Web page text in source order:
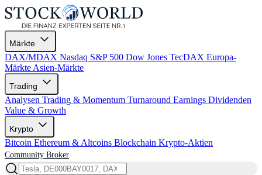
Märkte
DAX/MDAX Nasdaq S&P 500 Dow Jones TecDAX Europa-
Märkte Asien-Märkte
Trading
Analysen Trading & Momentum Turnaround Earnings Dividenden
Value & Growth
Krypto
Bitcoin Ethereum & Altcoins Blockchain Krypto-Aktien
Community Broker